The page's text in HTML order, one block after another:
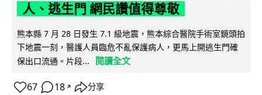
人、逃生門 網民讚值得尊敬
熊本縣 7 月 28 日發生 7.1 級地震，熊本綜合醫院手術室鏡頭拍
下地震一刻，醫護人員臨危不亂保護病人，更馬上開逃生門確
保出口流通。片段...
閱讀全文
67 18 ↗ 分享